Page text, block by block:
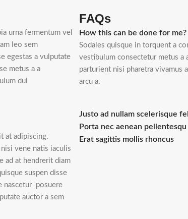
urna fermentum vel
leo sem
egestas a vulputate
metus a a
dui
at adipiscing.
vene natis iaculis
ad at hendrerit diam
suspen disse
nascetur posuere
auctor a sem
FAQs
How this can be done for me?
Sodales quisque in torquent a
vestibulum consectetur metus a
parturient nisi pharetra vivamus
arcu a.
Justo ad nullam scelerisque fel
Porta nec aenean pellentesqu
Erat sagittis mollis rhoncus